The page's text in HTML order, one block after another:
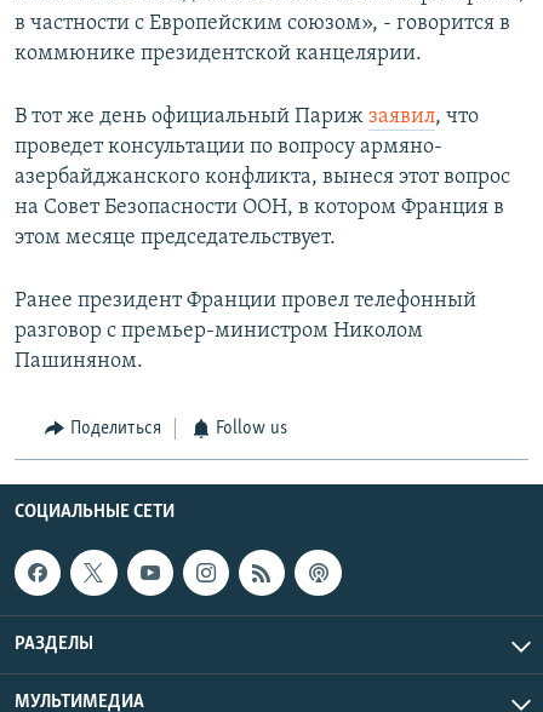
в частности с Европейским союзом», - говорится в
коммюнике президентской канцелярии.
В тот же день официальный Париж заявил, что
проведет консультации по вопросу армяно-
азербайджанского конфликта, вынеся этот вопрос
на Совет Безопасности ООН, в котором Франция в
этом месяце председательствует.
Ранее президент Франции провел телефонный
разговор с премьер-министром Николом
Пашиняном.
Поделиться Follow us
СОЦИАЛЬНЫЕ СЕТИ
РАЗДЕЛЫ
МУЛЬТИМЕДИА